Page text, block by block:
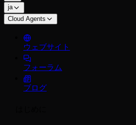
ja
Cloud Agents
ウェブサイト
フォーラム
ブログ